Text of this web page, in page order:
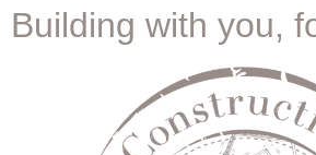
Building with you,